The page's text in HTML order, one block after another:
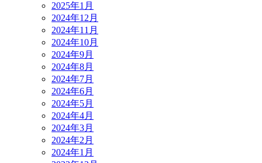
2025年1月
2024年12月
2024年11月
2024年10月
2024年9月
2024年8月
2024年7月
2024年6月
2024年5月
2024年4月
2024年3月
2024年2月
2024年1月